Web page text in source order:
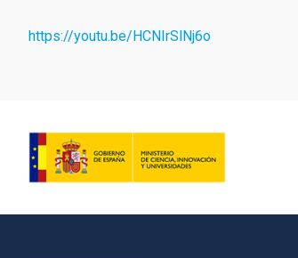
https://youtu.be/HCNIrSlNj6o